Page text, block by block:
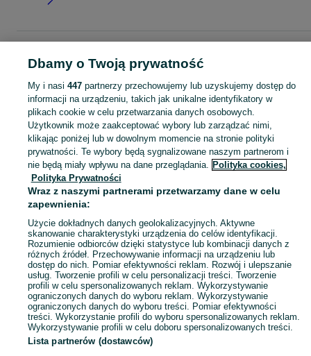
Pomorskie
Ładowarki - Chojnice
KATEGORIA
Zobacz
Mapa kategorii
Mapa miejscowości
Mapa ministron
Popularne wyszukiwania
Dbamy o Twoją prywatność
My i nasi 447partnerzy przechowujemy lub uzyskujemy dostęp do
informacji na urządzeniu, takich jak unikalne identyfikatory w
plikach cookie w celu przetwarzania danych osobowych.
Użytkownik może zaakceptować wybory lub zarządzać nimi,
klikając poniżej lub w dowolnym momencie na stronie polityki
prywatności. Te wybory będą sygnalizowane naszym partnerom i
nie będą miały wpływu na dane przeglądania. Polityka cookies,
Polityka Prywatności
Wraz z naszymi partnerami przetwarzamy dane w celu
zapewnienia:
Użycie dokładnych danych geolokalizacyjnych. Aktywne
skanowanie charakterystyki urządzenia do celów identyfikacji.
Rozumienie odbiorców dzięki statystyce lub kombinacji danych z
różnych źródeł. Przechowywanie informacji na urządzeniu lub
dostęp do nich. Pomiar efektywności reklam. Rozwój i ulepszanie
usług. Tworzenie profili w celu personalizacji treści. Tworzenie
profili w celu spersonalizowanych reklam. Wykorzystywanie
ograniczonych danych do wyboru reklam. Wykorzystywanie
ograniczonych danych do wyboru treści. Pomiar efektywności
treści. Wykorzystanie profili do wyboru spersonalizowanych reklam.
Wykorzystywanie profili w celu doboru spersonalizowanych treści.
Lista partnerów (dostawców)